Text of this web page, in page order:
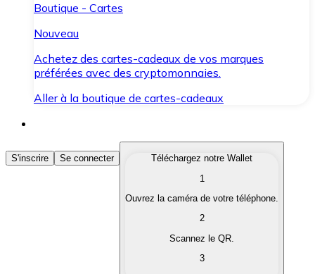
Boutique - Cartes
Nouveau
Achetez des cartes-cadeaux de vos marques
préférées avec des cryptomonnaies.
Aller à la boutique de cartes-cadeaux
Acheter des Cryptomonnaies
Achetez les cryptomonnaies qui vous intéressent
Convertissez vos cryptomonnaies en monnaie
S'inscrire Se connecter
Téléchargez notre Wallet
1
Ouvrez la caméra de votre téléphone.
2
Scannez le QR.
3